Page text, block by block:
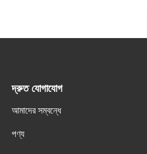
দ্রুত যোগাযোগ
আমাদের সম্বন্ধে
পণ্য